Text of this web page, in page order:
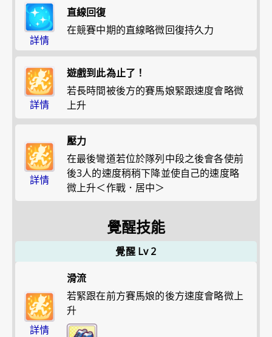
詳情
直線回復
在競賽中期的直線略微回復持久力
詳情
遊戲到此為止了！
若長時間被後方的賽馬娘緊跟速度會略微
上升
詳情
壓力
在最後彎道若位於隊列中段之後會各使前
後3人的速度稍稍下降並使自己的速度略
微上升＜作戰．居中＞
覺醒技能
覺醒 Lv 2
詳情
滑流
若緊跟在前方賽馬娘的後方速度會略微上
升